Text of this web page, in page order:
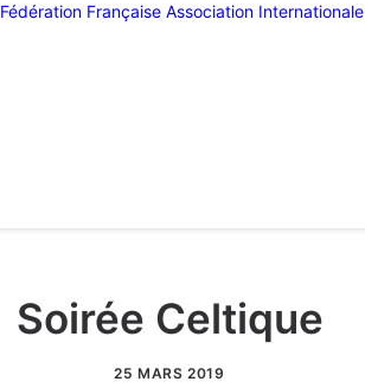
Fédération Française Association Internationale
Soirée Celtique
25 MARS 2019